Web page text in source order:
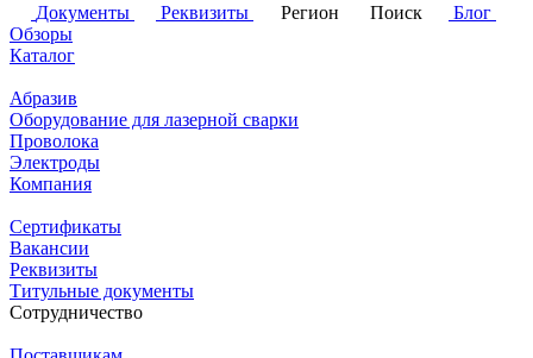
Документы
Реквизиты Регион Поиск
Блог
Обзоры
Каталог
Абразив
Оборудование для лазерной сварки
Проволока
Электроды
Компания
Сертификаты
Вакансии
Реквизиты
Титульные документы
Сотрудничество